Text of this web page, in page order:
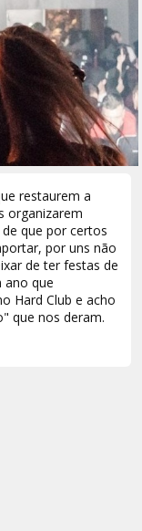
restaurem a
organizarem
que por certos
por uns não
de ter festas de
ano que
Hard Club e acho
que nos deram.
estamos